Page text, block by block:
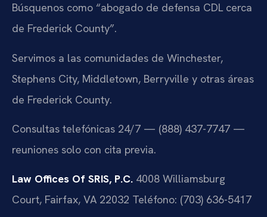
Búsquenos como “abogado de defensa CDL cerca
de Frederick County”.
Servimos a las comunidades de Winchester,
Stephens City, Middletown, Berryville y otras áreas
de Frederick County.
Consultas telefónicas 24/7 — (888) 437-7747 —
reuniones solo con cita previa.
Law Offices Of SRIS, P.C. 4008 Williamsburg
Court, Fairfax, VA 22032 Teléfono: (703) 636-5417